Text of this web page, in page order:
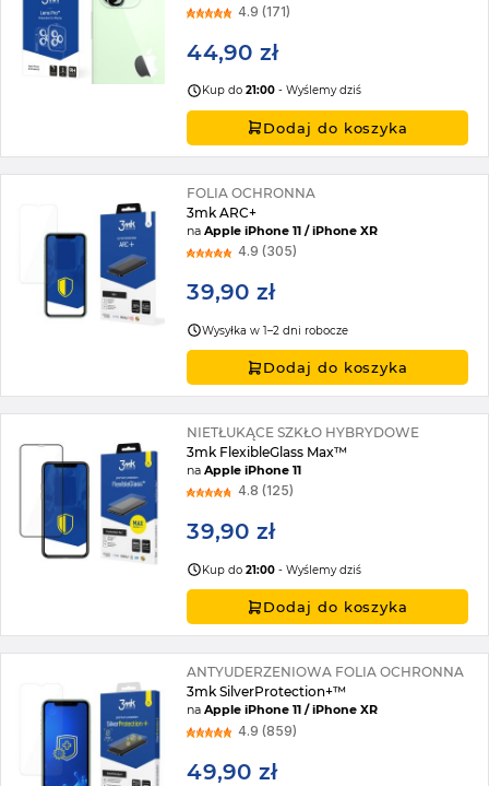
4.9 (171)
44,90 zł
Kup do21:00 - Wyślemy dziś
Dodaj do koszyka
FOLIA OCHRONNA
3mk ARC+
naApple iPhone 11 / iPhone XR
4.9 (305)
39,90 zł
Wysyłka w 1–2 dni robocze
Dodaj do koszyka
NIETŁUKĄCE SZKŁO HYBRYDOWE
3mk FlexibleGlass Max™
naApple iPhone 11
4.8 (125)
39,90 zł
Kup do21:00 - Wyślemy dziś
Dodaj do koszyka
ANTYUDERZENIOWA FOLIA OCHRONNA
3mk SilverProtection+™
naApple iPhone 11 / iPhone XR
4.9 (859)
49,90 zł